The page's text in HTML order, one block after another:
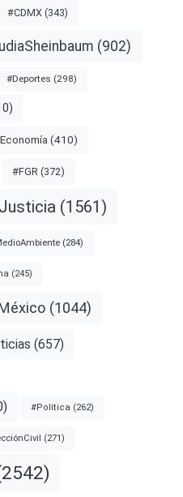
#CDMX (343)
(902)
#Deportes (298)
(410)
#FGR (372)
(1561)
(284)
(245)
(1044)
(657)
#Política (262)
(271)